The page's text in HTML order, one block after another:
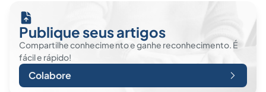
Publique seus artigos
Compartilhe conhecimento e ganhe reconhecimento. É
fácil e rápido!
Colabore